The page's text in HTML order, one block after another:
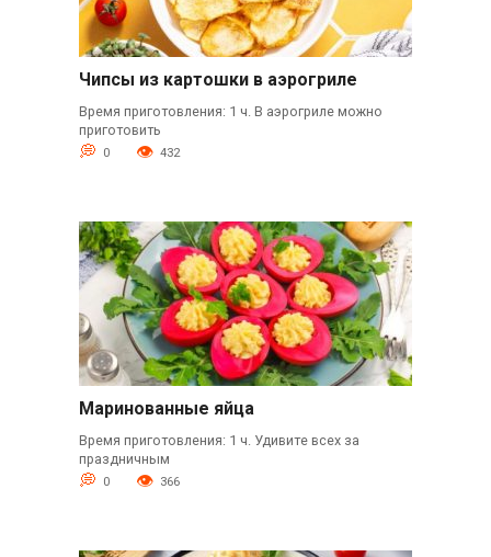
Чипсы из картошки в аэрогриле
Время приготовления: 1 ч. В аэрогриле можно
приготовить
0 432
Маринованные яйца
Время приготовления: 1 ч. Удивите всех за
праздничным
0 366